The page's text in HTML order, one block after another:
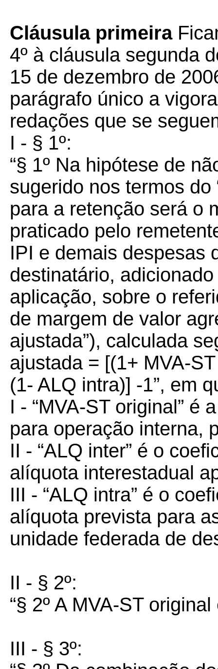
Cláusula primeira
4º à cláusula segunda
15 de dezembro de
parágrafo único a
redações que se
I - § 1º:
“§ 1º Na hipótese de
sugerido nos termos do
para a retenção será o
praticado pelo
IPI e demais despesas
destinatário,
aplicação, sobre o
de margem de valor
ajustada”), calculada
ajustada = [(1+ MVA-
(1- ALQ intra)] -1”, em
I - “MVA-ST original” é
para operação interna,
II - “ALQ inter” é o
alíquota interestadual
III - “ALQ intra” é o
alíquota prevista para
unidade federada de
II - § 2º:
“§ 2º A MVA-ST
III - § 3º: